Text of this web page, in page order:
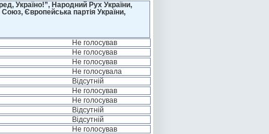
Україно!”, Народний Рух України,
Європейська партія України,
Не голосував
Не голосував
Не голосував
Не голосувала
Відсутній
Не голосував
Не голосував
Відсутній
Відсутній
Не голосував